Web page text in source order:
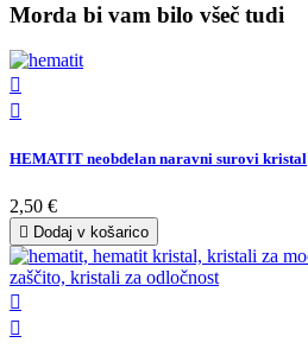
Morda bi vam bilo všeč tudi


HEMATIT neobdelan naravni surovi kristal
2,50 €
 Dodaj v košarico

